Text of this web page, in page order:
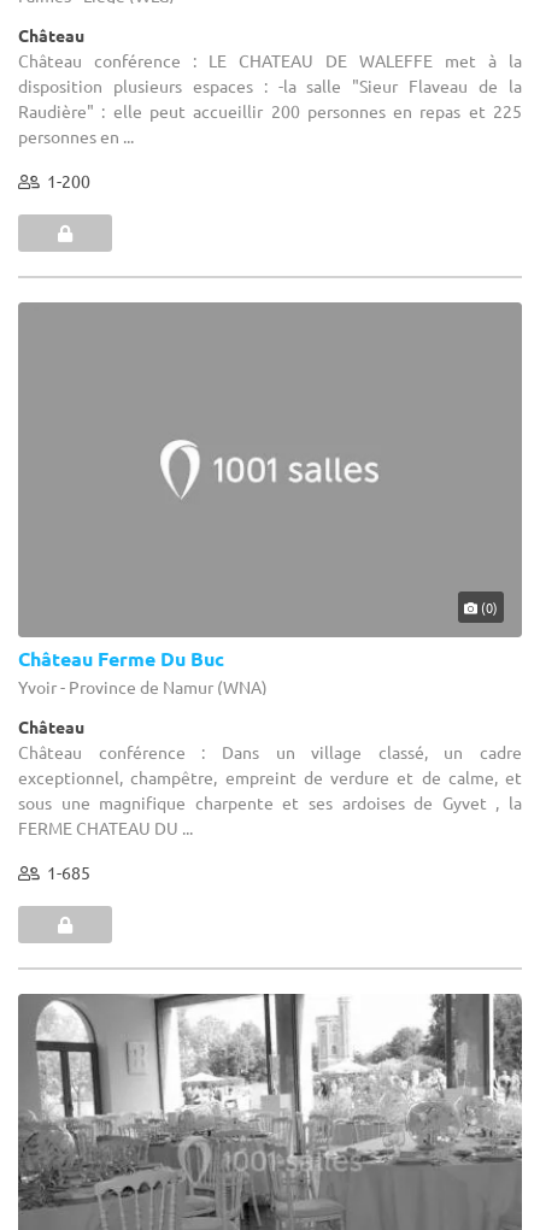
Château
Château conférence : LE CHATEAU DE WALEFFE met à la
disposition plusieurs espaces : -la salle "Sieur Flaveau de la
Raudière" : elle peut accueillir 200 personnes en repas et 225
personnes en ...
1-200
(0)
Château Ferme Du Buc
Yvoir - Province de Namur (WNA)
Château
Château conférence : Dans un village classé, un cadre
exceptionnel, champêtre, empreint de verdure et de calme, et
sous une magnifique charpente et ses ardoises de Gyvet , la
FERME CHATEAU DU ...
1-685